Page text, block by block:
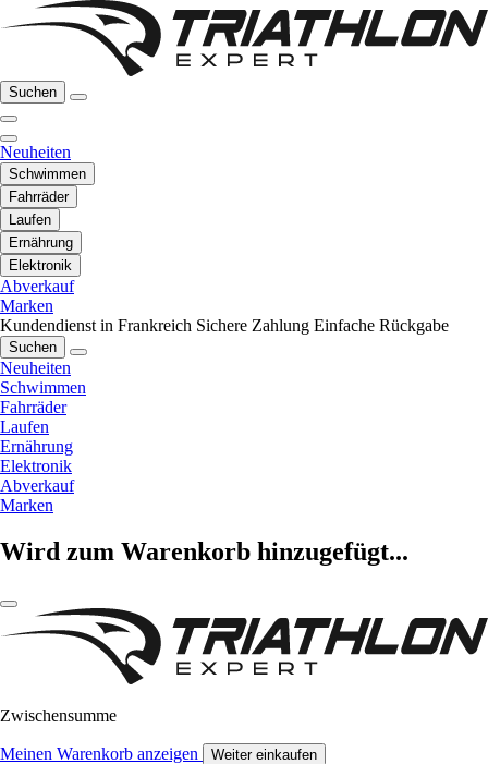
Suchen
Neuheiten
Schwimmen
Fahrräder
Laufen
Ernährung
Elektronik
Abverkauf
Marken
Kundendienst in Frankreich Sichere Zahlung Einfache Rückgabe
Suchen
Neuheiten
Schwimmen
Fahrräder
Laufen
Ernährung
Elektronik
Abverkauf
Marken
Wird zum Warenkorb hinzugefügt...
Zwischensumme
Meinen Warenkorb anzeigen Weiter einkaufen